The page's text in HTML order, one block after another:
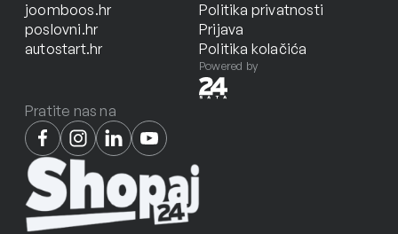
joomboos.hr
poslovni.hr
autostart.hr
Politika privatnosti
Prijava
Politika kolačića
Powered by
Pratite nas na